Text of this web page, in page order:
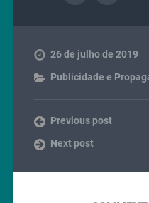
26 de julho de 2019
Publicidade e
Previous post
Next post